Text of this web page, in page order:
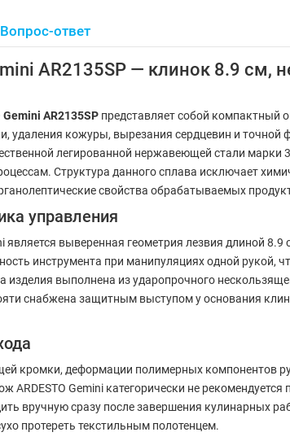
Вопрос-ответ
AR2135SP — клинок 8.9 см,
Gemini AR2135SP представляет собой компактный
удаления кожуры, вырезания сердцевин и
легированной нержавеющей стали
Структура данного сплава исключает
свойства обрабатываемых
управления
выверенная геометрия лезвия длиной
инструмента при манипуляциях одной рукой,
выполнена из ударопрочного
снабжена защитным выступом у основания
кромки, деформации полимерных компонентов
Gemini категорически не
вручную сразу после завершения кулинарных
протереть текстильным полотенцем.